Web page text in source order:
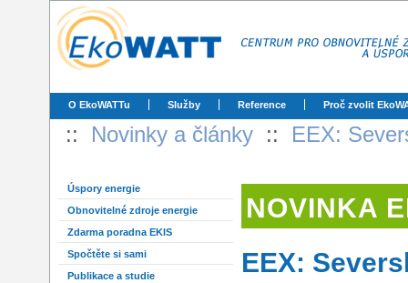
O EkoWATTu Služby Reference Proč zvolit
:: Novinky a články :: EEX:
Úspory energie
Obnovitelné zdroje energie
Zdarma poradna EKIS
Spočtěte si sami
Publikace a studie
NOVINKA
EEX: